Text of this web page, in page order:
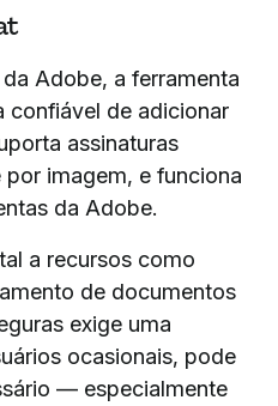
Adobe, a ferramenta
confiável de adicionar
assinaturas
imagem, e funciona
da Adobe.
a recursos como
de documentos
exige uma
ocasionais, pode
— especialmente